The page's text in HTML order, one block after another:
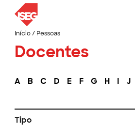
Início/ Pessoas
Docentes
A B C D E F G H I J
Tipo